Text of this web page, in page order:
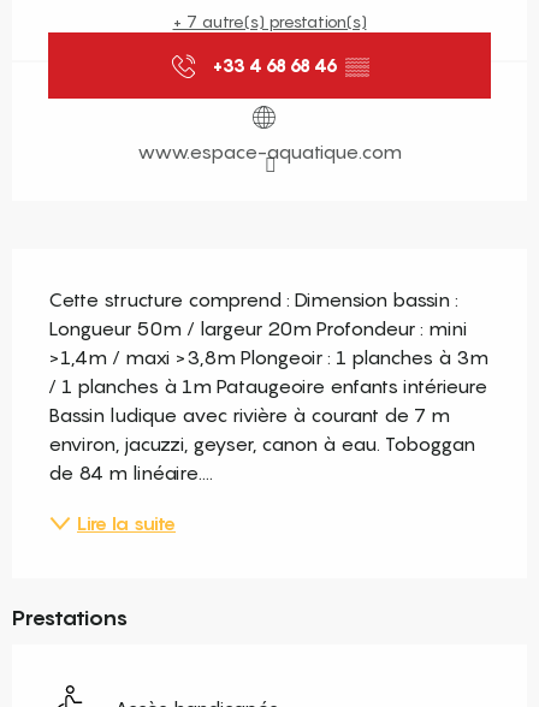
+ 7 autre(s) prestation(s)
+33 4 68 68 46 ▒▒
www.espace-aquatique.com
Cette structure comprend : Dimension bassin :
Longueur 50m / largeur 20m Profondeur : mini
>1,4m / maxi >3,8m Plongeoir : 1 planches à 3m
/ 1 planches à 1m Pataugeoire enfants intérieure
Bassin ludique avec rivière à courant de 7 m
environ, jacuzzi, geyser, canon à eau. Toboggan
de 84 m linéaire....
Lire la suite
Prestations